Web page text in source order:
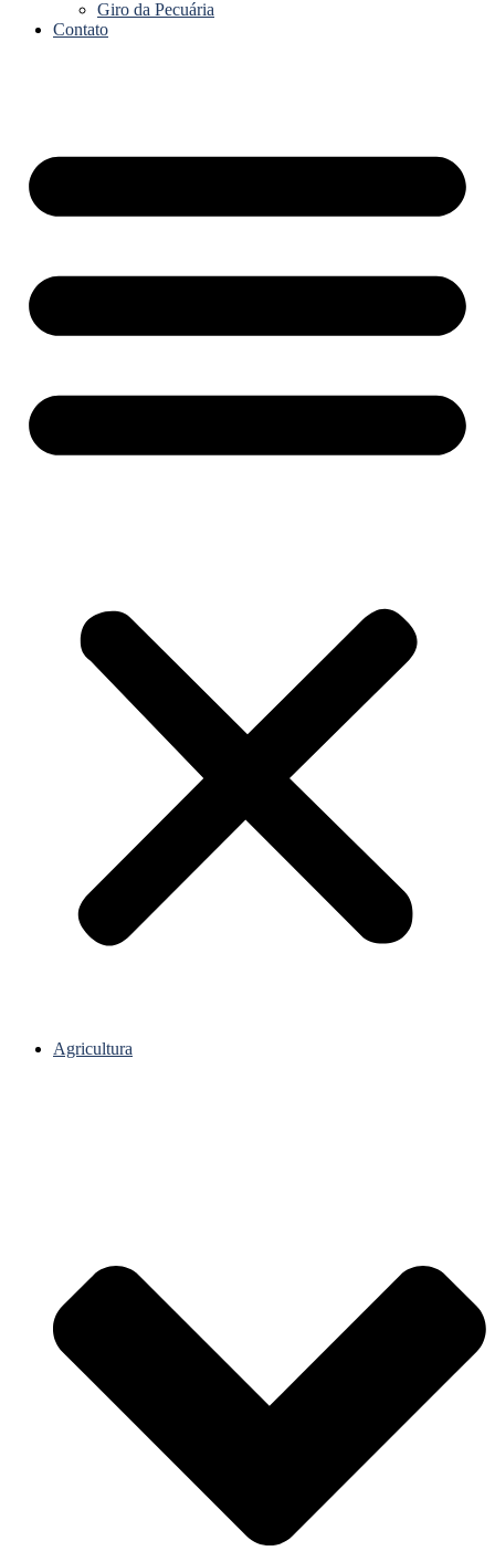
Giro da Pecuária
Contato
Agricultura